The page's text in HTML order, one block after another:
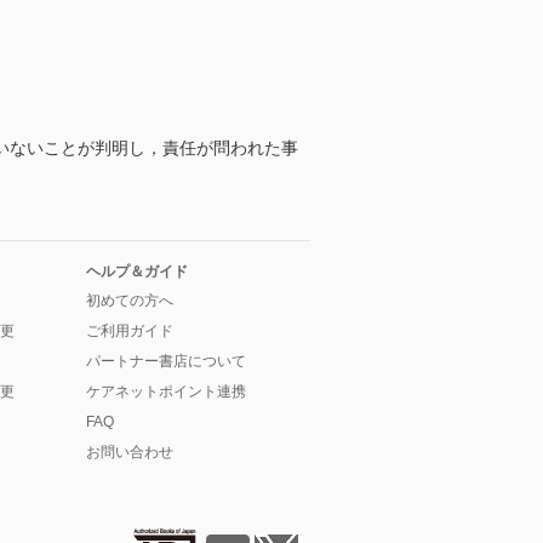
いことが判明し，責任が問われた事
ヘルプ＆ガイド
初めての方へ
ご利用ガイド
パートナー書店について
ケアネットポイント連携
FAQ
お問い合わせ